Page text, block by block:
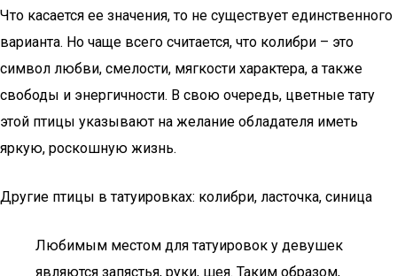
Что касается ее значения, то не существует единственного
варианта. Но чаще всего считается, что колибри – это
символ любви, смелости, мягкости характера, а также
свободы и энергичности. В свою очередь, цветные тату
этой птицы указывают на желание обладателя иметь
яркую, роскошную жизнь.
Другие птицы в татуировках: колибри, ласточка, синица
Любимым местом для татуировок у девушек
являются запястья, руки, шея. Таким образом,